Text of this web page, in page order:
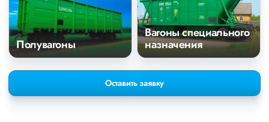
Полувагоны
Вагоны специального
назначения
Оставить заявку